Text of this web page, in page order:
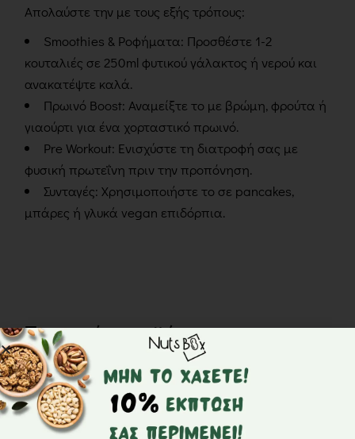
Απολαύστε την με τους εξής τρόπους:
Smoothies & Ροφήματα: Προσθέστε 1-2
κουταλιές σε 250ml φυτικού γάλακτος ή νερού και
ανακατέψτε καλά.
Πρωινό Boost: Αναμείξτε το με βρώμη, φρούτα ή
γιαούρτι για ένα χορταστικό πρωινό.
Pre Workout: Ενισχύστε τη διατροφή σας με
φυσική πρωτεΐνη πριν την προπόνηση.
Συνταγές: Χρησιμοποιήστε το σε pancakes,
μπάρες ή γλυκά vegan επιδόρπια.
Σχετικά προϊόντα